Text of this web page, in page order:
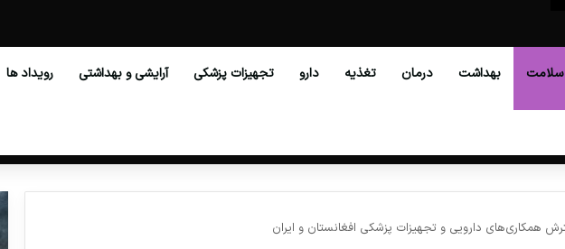
سلامت بهداشت درمان تغذیه دارو تجهیزات پزشکی آرایشی و بهداشتی رویداد ها
همکاری‌های دارویی و تجهیزات پزشکی افغانستان و ایران